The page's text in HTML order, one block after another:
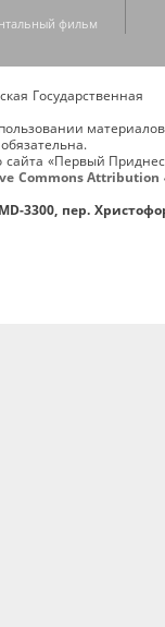
фильм
Государственная
«Первый
Commons Attribution
3300, пер.